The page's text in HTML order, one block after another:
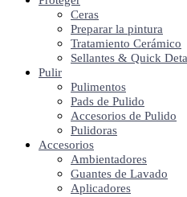
Ceras
Preparar la pintura
Tratamiento Cerámico
Sellantes & Quick
Pulir
Pulimentos
Pads de Pulido
Accesorios de Pulido
Pulidoras
Accesorios
Ambientadores
Guantes de Lavado
Aplicadores